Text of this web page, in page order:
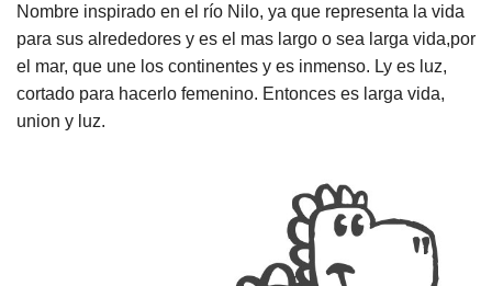
Niños
Padres
Nombre inspirado en el río Nilo, ya que representa la vida
para sus alrededores y es el mas largo o sea larga vida,por
el mar, que une los continentes y es inmenso. Ly es luz,
cortado para hacerlo femenino. Entonces es larga vida,
union y luz.